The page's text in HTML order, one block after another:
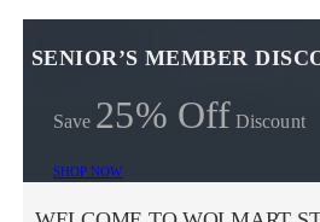
SENIOR’S MEMBER
Save 25% Off Discount
SHOP NOW